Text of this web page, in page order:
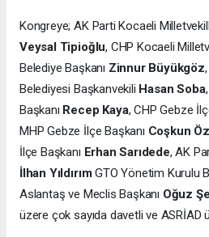
Kongreye; AK Parti Kocaeli
Veysal Tipioğlu, CHP Kocaeli
Belediye Başkanı Zinnur Büyükgöz
Belediyesi Başkanvekili Hasan Soba
Başkanı Recep Kaya, CHP Gebze
MHP Gebze İlçe Başkanı Coşkun
İlçe Başkanı Erhan Sarıdede, AK
İlhan YıldırımGTO Yönetim Kurulu
Aslantaş ve Meclis Başkanı Oğuz
üzere çok sayıda davetli ve ASRİAD